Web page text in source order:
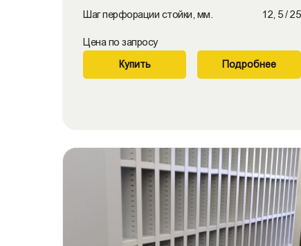
Шаг перфорации стойки, мм. 12, 5 / 25
Цена по запросу
Купить Подробнее